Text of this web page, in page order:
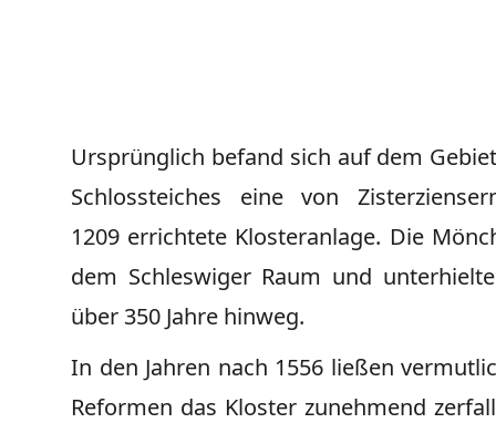
Ursprünglich befand sich auf dem
Schlossteiches eine von
1209 errichtete Klosteranlage. Die
dem Schleswiger Raum und
über 350 Jahre hinweg.
In den Jahren nach 1556 ließen
Reformen das Kloster zunehmend